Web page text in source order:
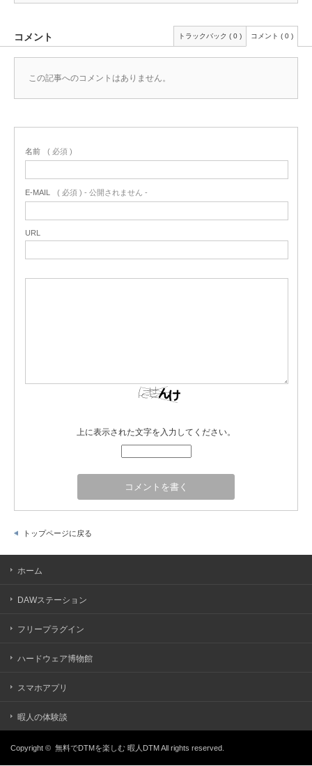
コメント トラックバック ( 0 ) コメント ( 0 )
この記事へのコメントはありません。
名前 ( 必須 )
E-MAIL ( 必須 ) - 公開されません -
URL
上に表示された文字を入力してください。
トップページに戻る
ホーム
DAWステーション
フリープラグイン
ハードウェア博物館
スマホアプリ
暇人の体験談
Copyright © 無料でDTMを楽しむ 暇人DTM All rights reserved.